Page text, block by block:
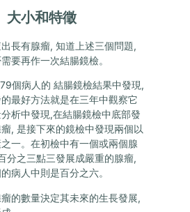
大小和特徵
長有腺瘤, 知道上述三個問題,
要再作一次結腸鏡檢。
個病人的 結腸鏡檢結果中發現,
最好方法就是在三年中觀察它
析中發現,在結腸鏡檢中底部發
, 是接下來的鏡檢中發現兩個以
一。在初檢中有一個或兩個腺
分之三點三發展成嚴重的腺瘤,
病人中則是百分之六。
的數量決定其未來的生長發展,